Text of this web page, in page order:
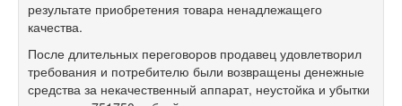
результате приобретения товара ненадлежащего
качества.
После длительных переговоров продавец удовлетворил
требования и потребителю были возвращены денежные
средства за некачественный аппарат, неустойка и убытки